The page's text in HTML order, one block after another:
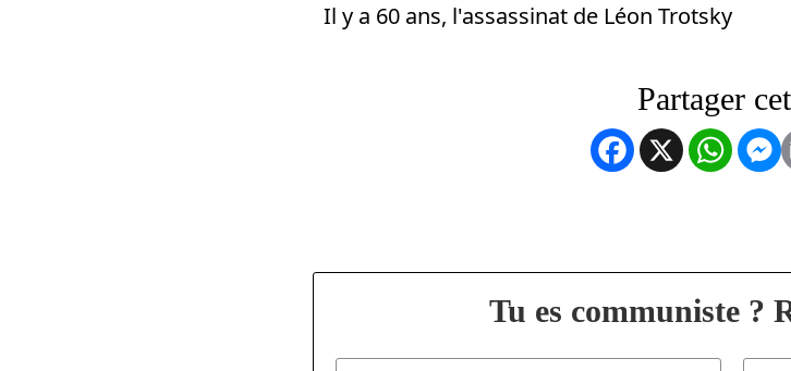
Il y a 60 ans, l'assassinat de Léon Trotsky
Facebook
X
Tu es communiste ?